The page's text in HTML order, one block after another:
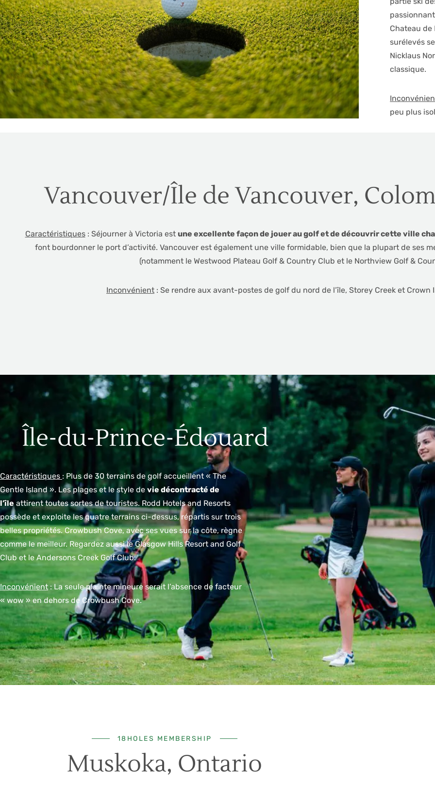
Chateau de
surélevés
Nicklaus
classique.
peu plus
Vancouver/Île de Vancouver,
Caractéristiques: Séjourner à Victoria est une excellente façon de jouer au golf et de découvrir cette ville
font bourdonner le port d’activité. Vancouver est également une ville formidable, bien que la plupart de ses
(notamment le Westwood Plateau Golf & Country Club et le Northview Golf &
Inconvénient : Se rendre aux avant-postes de golf du nord de l’île, Storey Creek et
Île-du-Prince-Édouard
Caractéristiques : Plus de 30 terrains de golf accueillent « The
Gentle Island ». Les plages et le style de vie décontracté de
l’îleattirent toutes sortes de touristes. Rodd Hotels and Resorts
possède et exploite les quatre terrains ci-dessus, répartis sur trois
belles propriétés. Crowbush Cove, avec ses vues sur la côte, règne
comme le meilleur. Regardez aussi le Glasgow Hills Resort and Golf
Club et le Andersons Creek Golf Club.
Inconvénient: La seule plainte mineure serait l’absence de facteur
« wow » en dehors de Crowbush Cove.
18HOLES MEMBERSHIP
Muskoka, Ontario